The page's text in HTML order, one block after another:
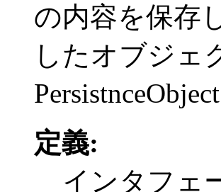
の内容を保存
したオブジェ
定義:
インタフェ